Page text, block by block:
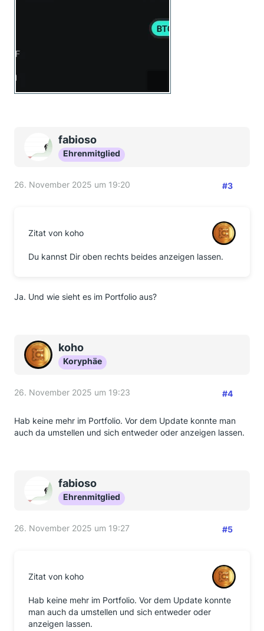
fabioso
Ehrenmitglied
26. November 2025 um 19:20 #3
Zitat von koho
Du kannst Dir oben rechts beides anzeigen lassen.
Ja. Und wie sieht es im Portfolio aus?
koho
Koryphäe
26. November 2025 um 19:23 #4
Hab keine mehr im Portfolio. Vor dem Update konnte man
auch da umstellen und sich entweder oder anzeigen lassen.
fabioso
Ehrenmitglied
26. November 2025 um 19:27 #5
Zitat von koho
Hab keine mehr im Portfolio. Vor dem Update konnte
man auch da umstellen und sich entweder oder
anzeigen lassen.